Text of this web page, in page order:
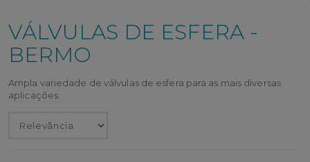
VÁLVULAS DE ESFERA -
BERMO
Ampla variedade de válvulas de esfera para as mais diversas
aplicações.